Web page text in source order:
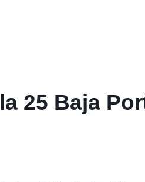
25 Baja